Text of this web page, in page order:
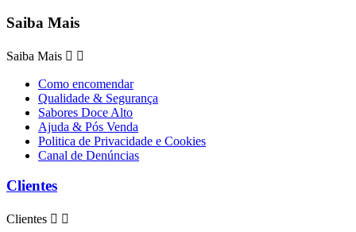
Saiba Mais
Saiba Mais  
Como encomendar
Qualidade & Segurança
Sabores Doce Alto
Ajuda & Pós Venda
Politica de Privacidade e Cookies
Canal de Denúncias
Clientes
Clientes  